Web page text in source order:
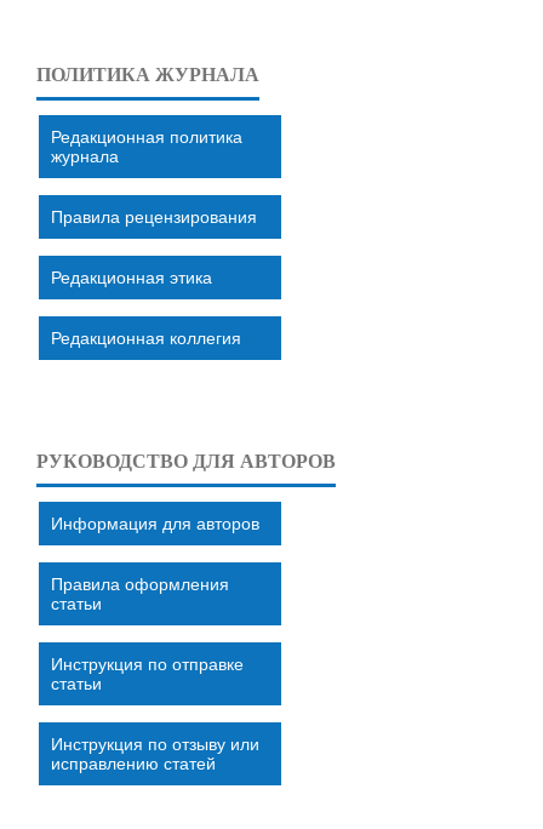
ПОЛИТИКА ЖУРНАЛА
Редакционная политика
журнала
Правила рецензирования
Редакционная этика
Редакционная коллегия
РУКОВОДСТВО ДЛЯ АВТОРОВ
Информация для авторов
Правила оформления
статьи
Инструкция по отправке
статьи
Инструкция по отзыву или
исправлению статей